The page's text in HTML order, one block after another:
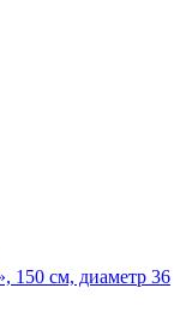
150 см, диаметр 36